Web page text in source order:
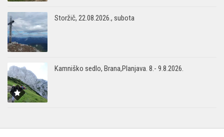
Storžič, 22.08.2026., subota
Kamniško sedlo, Brana,Planjava. 8.- 9.8.2026.